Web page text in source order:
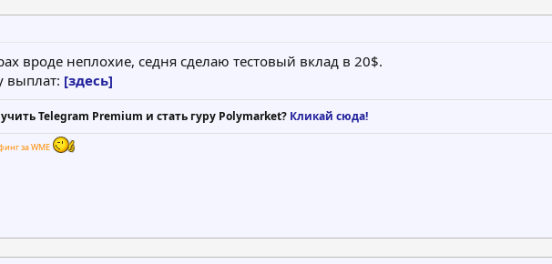
вроде неплохие, седня сделаю тестовый вклад в 20$.
выплат: [здесь]
Telegram Premium и стать гуру Polymarket? Кликай сюда!
за WME